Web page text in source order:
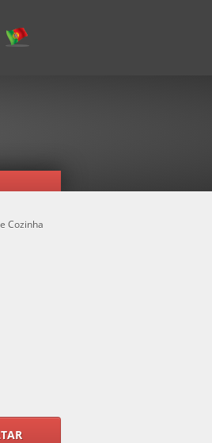
Cozinha